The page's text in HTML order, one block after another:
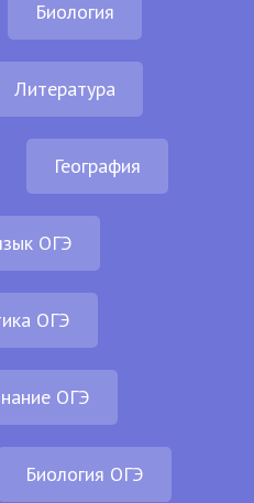
Биология
Литература
География
ОГЭ
ОГЭ
ОГЭ
Биология ОГЭ